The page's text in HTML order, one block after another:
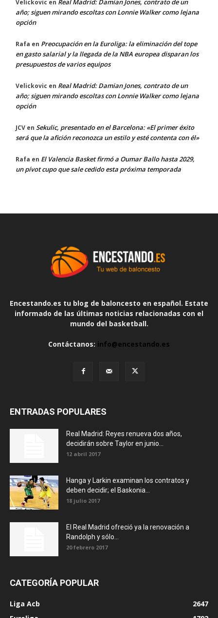
Velickovic en Real Madrid: Damian Jones, contrato de un
año; siguen mirando escoltas con Lonnie Walker como lejana
opción
Rafa en Preocupación en la Euroliga: la eliminación del tope
en gasto salarial y la llegada de la NBA europea disparan los
presupuestos de varios equipos
Velickovic en Real Madrid: Damian Jones, contrato de un
año; siguen mirando escoltas con Lonnie Walker como lejana
opción
JCV en Sekulic, presentado en el Barcelona: «El primer éxito
será que la afición reconozca un estilo y esté contenta con él»
Rafa en El Valencia Basket firmó a Oumar Ballo hasta 2029,
un pívot cupo que sale cedido esta próxima temporada
Encestando.es tu blog de baloncesto en español. Estate
informado de las últimas noticias relacionadas con el
mundo del basketball.
Contáctanos: info@encestando.es
ENTRADAS POPULARES
Real Madrid: Reyes renueva dos años,
decidirán sobre Taylor en junio...
12 abril 2017
Hanga y Larkin examinan los contratos y
deben decidir; el Baskonia...
18 julio 2017
El Real Madrid ofreció ya la renovación a
Randolph y sólo...
20 febrero 2017
CATEGORÍA POPULAR
Liga Acb
2647